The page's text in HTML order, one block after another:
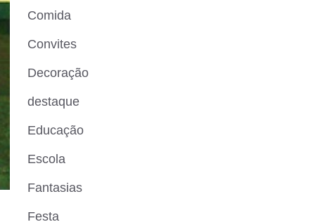
Comida
Convites
Decoração
destaque
Educação
Escola
Fantasias
Festa